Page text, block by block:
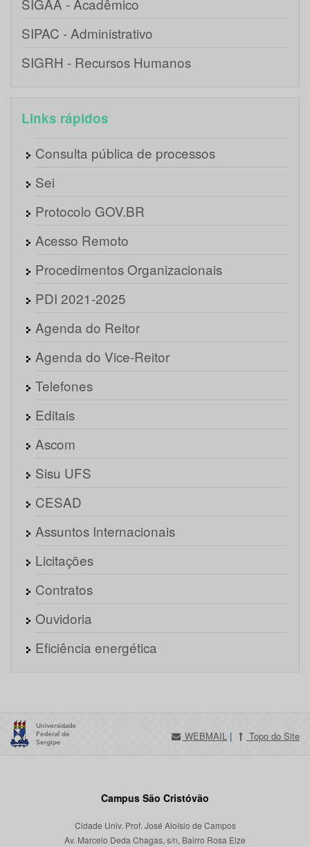
SIGAA - Acadêmico
SIPAC - Administrativo
SIGRH - Recursos Humanos
Links rápidos
Consulta pública de processos
Sei
Protocolo GOV.BR
Acesso Remoto
Procedimentos Organizacionais
PDI 2021-2025
Agenda do Reitor
Agenda do Vice-Reitor
Telefones
Editais
Ascom
Sisu UFS
CESAD
Assuntos Internacionais
Licitações
Contratos
Ouvidoria
Eficiência energética
WEBMAIL | Topo do Site
Campus São Cristóvão
Cidade Univ. Prof. José Aloísio de Campos
Av. Marcelo Deda Chagas, s/n, Bairro Rosa Elze